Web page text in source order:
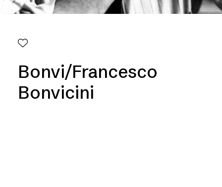
Bonvi/Francesco
Bonvicini